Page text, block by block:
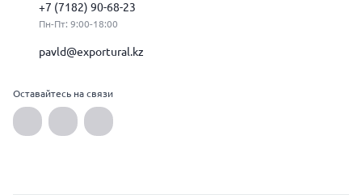
+7 (7182) 90-68-23
Пн-Пт: 9:00-18:00
pavld@exportural.kz
Оставайтесь на связи